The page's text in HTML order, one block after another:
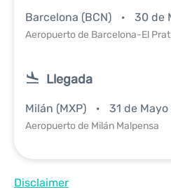
Barcelona (BCN) 30 de
Aeropuerto de Barcelona-El Prat
Llegada
Milán (MXP) 31 de
Aeropuerto de Milán Malpensa
Disclaimer